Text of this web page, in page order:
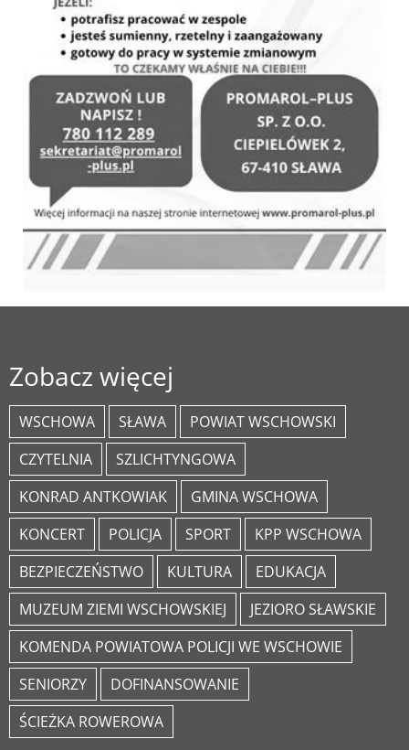
Zobacz więcej
WSCHOWA SŁAWA
POWIAT WSCHOWSKI
CZYTELNIA
SZLICHTYNGOWA
KONRAD ANTKOWIAK
GMINA WSCHOWA
KONCERT
POLICJA SPORT
KPP WSCHOWA
BEZPIECZEŃSTWO
KULTURA
EDUKACJA
MUZEUM ZIEMI WSCHOWSKIEJ
JEZIORO SŁAWSKIE
KOMENDA POWIATOWA POLICJI WE WSCHOWIE
SENIORZY
DOFINANSOWANIE
ŚCIEŻKA ROWEROWA